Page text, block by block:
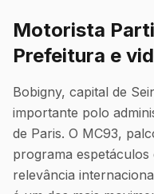
Motorista
Prefeitura e
Bobigny, capital de
importante polo
de Paris. O MC93,
programa espetáculos
relevância